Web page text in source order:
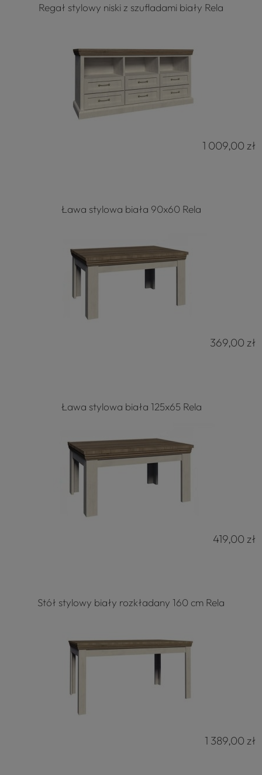
Regał stylowy niski z szufladami biały Rela
1 009,00 zł
Ława stylowa biała 90x60 Rela
369,00 zł
Ława stylowa biała 125x65 Rela
419,00 zł
Stół stylowy biały rozkładany 160 cm Rela
1 389,00 zł